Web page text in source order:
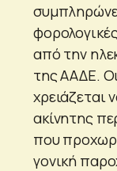
από την
της ΑΑΔΕ.
χρειάζεται
ακίνητης
που
γονική